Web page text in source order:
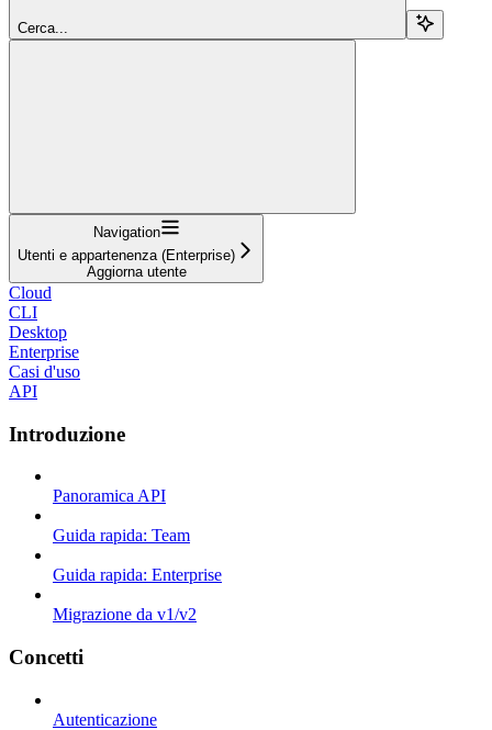
Cerca...
Navigation
Utenti e appartenenza (Enterprise)
Aggiorna utente
Cloud
CLI
Desktop
Enterprise
Casi d'uso
API
Introduzione
Panoramica API
Guida rapida: Team
Guida rapida: Enterprise
Migrazione da v1/v2
Concetti
Autenticazione